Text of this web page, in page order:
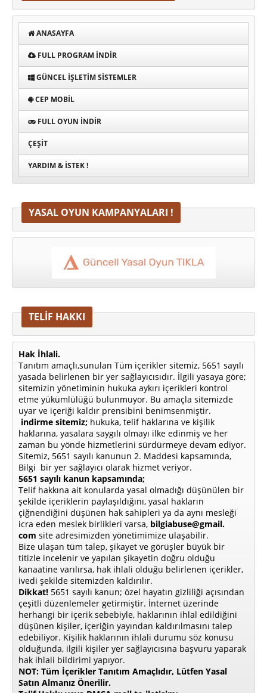
ANASAYFA
FULL PROGRAM INDIR
GÜNCEL İŞLETIM SISTEMLER
CEP MOBIL
FULL OYUN İNDIR
ÇEŞIT
YARDIM & İSTEK !
YASAL OYUN KAMPANYALARI !
TELİF HAKKI
Hak İhlali.
Tanıtım amaçlı,sunulan Tüm içerikler sitemiz, 5651 sayılı
yasada belirlenen bir yer sağlayıcısıdır. İlgili yasaya göre;
sitemizin yönetiminin hukuka aykırı içerikleri kontrol
etme yükümlülüğü bulunmuyor. Bu amaçla sitemizde
uyar ve içeriği kaldır prensibini benimsenmiştir.
indirme sitemiz; hukuka, telif haklarına ve kişilik
haklarına, yasalara saygılı olmayı ilke edinmiş ve her
zaman bu yönde hizmetlerini sürdürmeye devam ediyor.
Sitemiz, 5651 sayılı kanunun 2. Maddesi kapsamında,
Bilgi bir yer sağlayıcı olarak hizmet veriyor.
5651 sayılı kanun kapsamında;
Telif hakkına ait konularda yasal olmadığı düşünülen bir
şekilde içeriklerin paylaşıldığını, yasal hakların
çiğnendiğini düşünen hak sahipleri ya da aynı mesleği
icra eden meslek birlikleri varsa, bilgiabuse@gmail.
com site adresimizden yönetimimize ulaşabilir.
Bize ulaşan tüm talep, şikayet ve görüşler büyük bir
titizle incelenir ve yapılan şikayetin doğru olduğu
kanaatine varılırsa, hak ihlali olduğu belirlenen içerikler,
ivedi şekilde sitemizden kaldırılır.
Dikkat! 5651 sayılı kanun; özel hayatın gizliliği açısından
çeşitli düzenlemeler getirmiştir. İnternet üzerinde
herhangi bir içerik sebebiyle, haklarının ihlal edildiğini
düşünen kişiler, içeriğin yayından kaldırılmasını talep
edebiliyor. Kişilik haklarının ihlali durumu söz konusu
olduğunda, ilgili kişiler yer sağlayıcısına başvuru yaparak
hak ihlali bildirimi yapıyor.
NOT: Tüm İçerikler Tanıtım Amaçlıdır, Lütfen Yasal
Satın Almanız Önerilir.